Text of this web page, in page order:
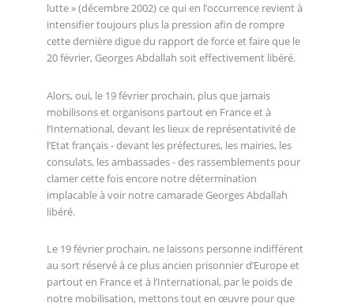
lutte » (décembre 2002) ce qui en l’occurrence revient à
intensifier toujours plus la pression afin de rompre
cette dernière digue du rapport de force et faire que le
20 février, Georges Abdallah soit effectivement libéré.
Alors, oui, le 19 février prochain, plus que jamais
mobilisons et organisons partout en France et à
l’International, devant les lieux de représentativité de
l’Etat français - devant les préfectures, les mairies, les
consulats, les ambassades - des rassemblements pour
clamer cette fois encore notre détermination
implacable à voir notre camarade Georges Abdallah
libéré.
Le 19 février prochain, ne laissons personne indifférent
au sort réservé à ce plus ancien prisonnier d’Europe et
partout en France et à l’International, par le poids de
notre mobilisation, mettons tout en œuvre pour que